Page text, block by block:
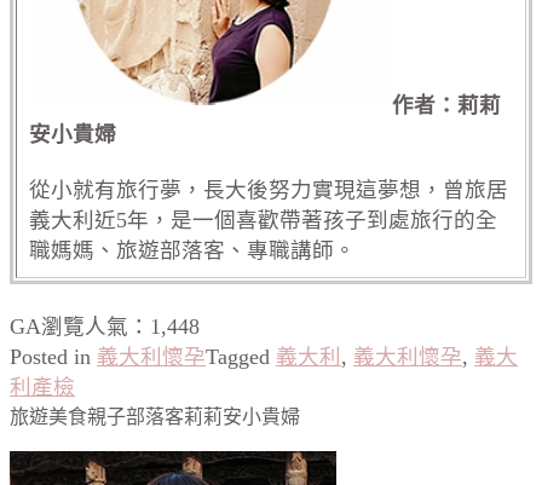
作者：莉莉
安小貴婦
從小就有旅行夢，長大後努力實現這夢想，曾旅居
義大利近5年，是一個喜歡帶著孩子到處旅行的全
職媽媽、旅遊部落客、專職講師。
GA瀏覽人氣：1,448
Posted in 義大利懷孕Tagged 義大利 , 義大利懷孕, 義大
利產檢
旅遊美食親子部落客莉莉安小貴婦